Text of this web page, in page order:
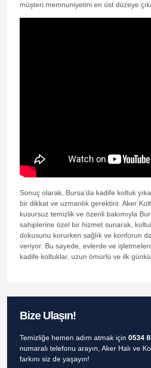
panel
Panel
Panel
panel
panel
panel
müşteri memnuniyetini en üst düzeye
Sonuç olarak, Bursa’da kadife koltuk
bir dikkat ve uzmanlık gerektirir. Aker
kusursuz temizlik ve özenli bakımıyla
sahiplerine özel bir hizmet sunarak,
dokusunu korurken sağlık ve konforun
veriyor. Bu sayede, evlerde ve
kadife koltuklar, uzun ömürlü ve ilk günkü
Bize Ulaşın!
Temizliğe hemen adım atmak için 0534
numaralı telefonu arayın, Aker Halı ve
farkını siz de yaşayın!